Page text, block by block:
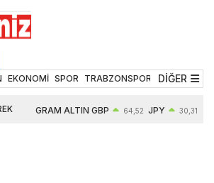
EKONOMİ SPOR TRABZONSPOR TEKNOLOJİ
DİĞER
GRAM ALTIN GBP 64,52 JPY 30,31